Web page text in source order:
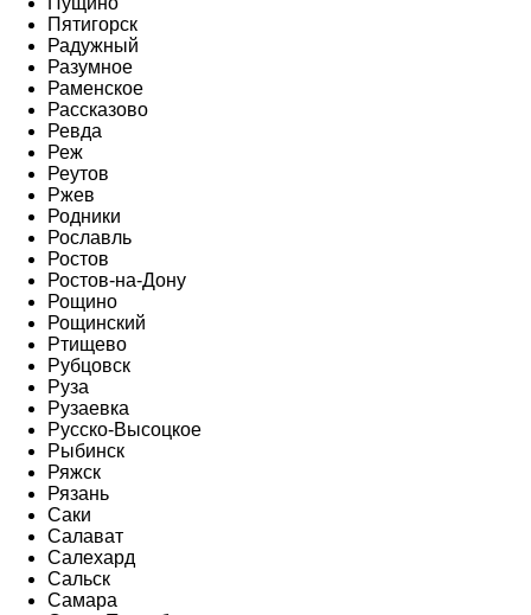
Пятигорск
Радужный
Разумное
Раменское
Рассказово
Ревда
Реж
Реутов
Ржев
Родники
Рославль
Ростов
Ростов-на-Дону
Рощино
Рощинский
Ртищево
Рубцовск
Руза
Рузаевка
Русско-Высоцкое
Рыбинск
Ряжск
Рязань
Саки
Салават
Салехард
Сальск
Самара